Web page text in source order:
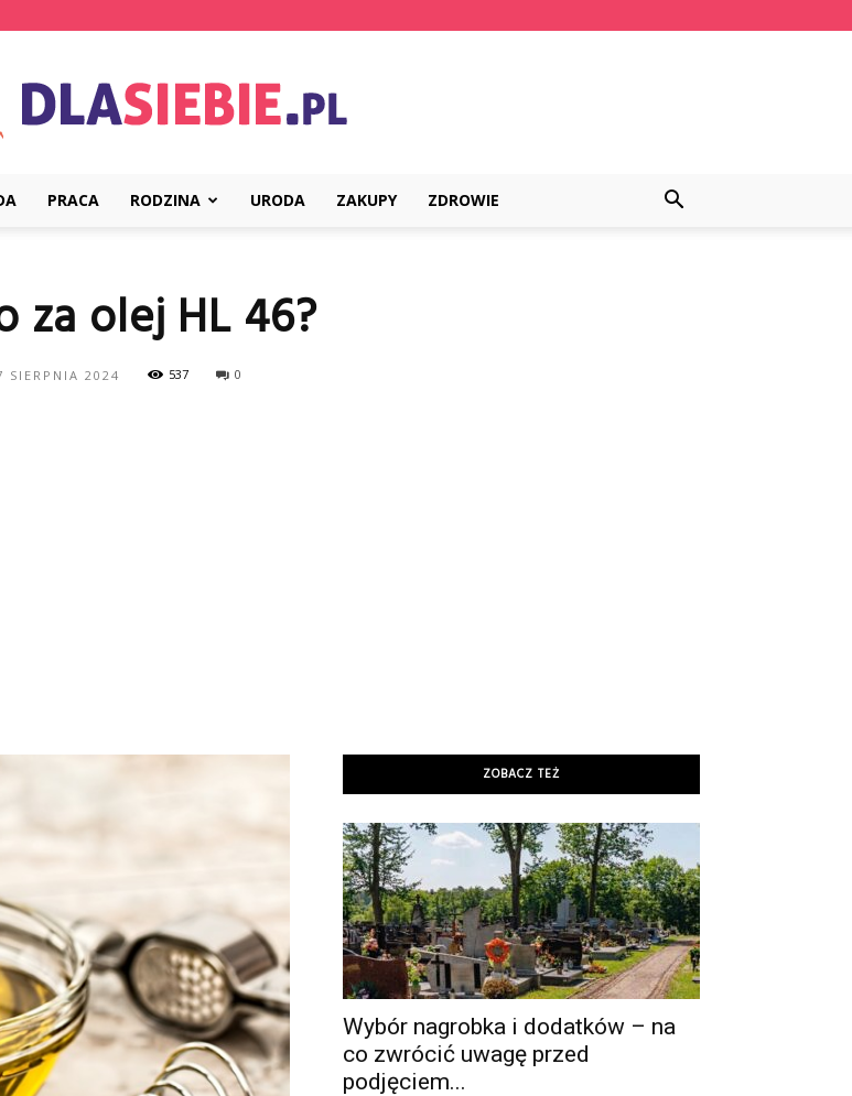
PRACA RODZINA URODA ZAKUPY ZDROWIE
za olej HL 46?
SIERPNIA 2024 537 0
ZOBACZ TEŻ
Wybór nagrobka i dodatków – na
co zwrócić uwagę przed
podjęciem...